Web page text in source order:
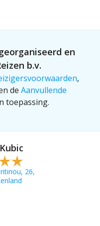
en
b.v.
,
de Aanvullende
toepassing.
26,